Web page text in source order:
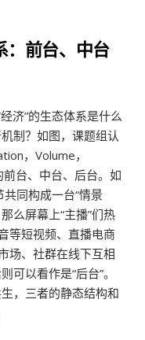
：前台、中台
济”的生态体系是什么
制？如图，课题组认
，Volume，
前台、中台、后台。如
同构成一台“情景
么屏幕上“主播”们热
等短视频、直播电商
场、社群在线下互相
以看作是“后台”。
，三者的静态结构和